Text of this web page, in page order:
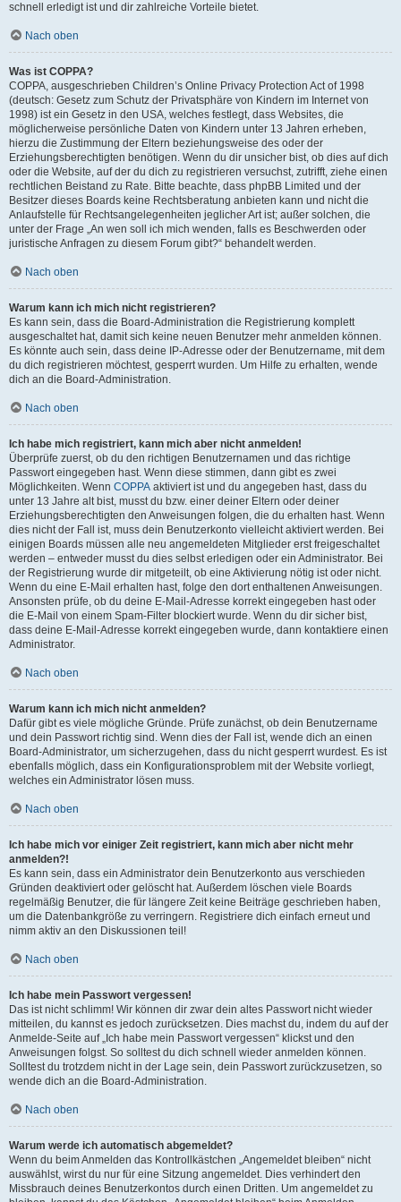
schnell erledigt ist und dir zahlreiche Vorteile bietet.
Nach oben
Was ist COPPA?
COPPA, ausgeschrieben Children’s Online Privacy Protection Act of 1998
(deutsch: Gesetz zum Schutz der Privatsphäre von Kindern im Internet von
1998) ist ein Gesetz in den USA, welches festlegt, dass Websites, die
möglicherweise persönliche Daten von Kindern unter 13 Jahren erheben,
hierzu die Zustimmung der Eltern beziehungsweise des oder der
Erziehungsberechtigten benötigen. Wenn du dir unsicher bist, ob dies auf dich
oder die Website, auf der du dich zu registrieren versuchst, zutrifft, ziehe einen
rechtlichen Beistand zu Rate. Bitte beachte, dass phpBB Limited und der
Besitzer dieses Boards keine Rechtsberatung anbieten kann und nicht die
Anlaufstelle für Rechtsangelegenheiten jeglicher Art ist; außer solchen, die
unter der Frage „An wen soll ich mich wenden, falls es Beschwerden oder
juristische Anfragen zu diesem Forum gibt?“ behandelt werden.
Nach oben
Warum kann ich mich nicht registrieren?
Es kann sein, dass die Board-Administration die Registrierung komplett
ausgeschaltet hat, damit sich keine neuen Benutzer mehr anmelden können.
Es könnte auch sein, dass deine IP-Adresse oder der Benutzername, mit dem
du dich registrieren möchtest, gesperrt wurden. Um Hilfe zu erhalten, wende
dich an die Board-Administration.
Nach oben
Ich habe mich registriert, kann mich aber nicht anmelden!
Überprüfe zuerst, ob du den richtigen Benutzernamen und das richtige
Passwort eingegeben hast. Wenn diese stimmen, dann gibt es zwei
Möglichkeiten. Wenn COPPA aktiviert ist und du angegeben hast, dass du
unter 13 Jahre alt bist, musst du bzw. einer deiner Eltern oder deiner
Erziehungsberechtigten den Anweisungen folgen, die du erhalten hast. Wenn
dies nicht der Fall ist, muss dein Benutzerkonto vielleicht aktiviert werden. Bei
einigen Boards müssen alle neu angemeldeten Mitglieder erst freigeschaltet
werden – entweder musst du dies selbst erledigen oder ein Administrator. Bei
der Registrierung wurde dir mitgeteilt, ob eine Aktivierung nötig ist oder nicht.
Wenn du eine E-Mail erhalten hast, folge den dort enthaltenen Anweisungen.
Ansonsten prüfe, ob du deine E-Mail-Adresse korrekt eingegeben hast oder
die E-Mail von einem Spam-Filter blockiert wurde. Wenn du dir sicher bist,
dass deine E-Mail-Adresse korrekt eingegeben wurde, dann kontaktiere einen
Administrator.
Nach oben
Warum kann ich mich nicht anmelden?
Dafür gibt es viele mögliche Gründe. Prüfe zunächst, ob dein Benutzername
und dein Passwort richtig sind. Wenn dies der Fall ist, wende dich an einen
Board-Administrator, um sicherzugehen, dass du nicht gesperrt wurdest. Es ist
ebenfalls möglich, dass ein Konfigurationsproblem mit der Website vorliegt,
welches ein Administrator lösen muss.
Nach oben
Ich habe mich vor einiger Zeit registriert, kann mich aber nicht mehr
anmelden?!
Es kann sein, dass ein Administrator dein Benutzerkonto aus verschieden
Gründen deaktiviert oder gelöscht hat. Außerdem löschen viele Boards
regelmäßig Benutzer, die für längere Zeit keine Beiträge geschrieben haben,
um die Datenbankgröße zu verringern. Registriere dich einfach erneut und
nimm aktiv an den Diskussionen teil!
Nach oben
Ich habe mein Passwort vergessen!
Das ist nicht schlimm! Wir können dir zwar dein altes Passwort nicht wieder
mitteilen, du kannst es jedoch zurücksetzen. Dies machst du, indem du auf der
Anmelde-Seite auf „Ich habe mein Passwort vergessen“ klickst und den
Anweisungen folgst. So solltest du dich schnell wieder anmelden können.
Solltest du trotzdem nicht in der Lage sein, dein Passwort zurückzusetzen, so
wende dich an die Board-Administration.
Nach oben
Warum werde ich automatisch abgemeldet?
Wenn du beim Anmelden das Kontrollkästchen „Angemeldet bleiben“ nicht
auswählst, wirst du nur für eine Sitzung angemeldet. Dies verhindert den
Missbrauch deines Benutzerkontos durch einen Dritten. Um angemeldet zu